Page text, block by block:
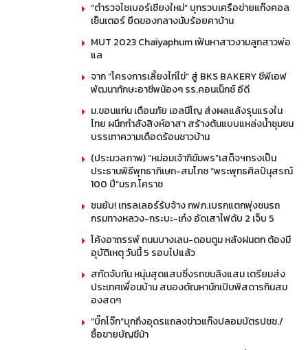
“ตำรวจไซเบอร์เชียงใหม่” บุกรวบเครือข่ายแก๊งคอล
เซ็นเตอร์ ยึดของกลางนับร้อยคาบ้าน
MUT 2023 Chaiyaphum เฟ้นหาสาวงามลูกสาวพ่อ
แล
จาก “โครงการเลี้ยงไก่ไข่” สู่ BKS BAKERY ซีพีเอฟ
พัฒนาทักษะอาชีพน้องๆ รร.คอนเน็กซ์ อีดี
ม.ขอนแก่น เตือนภัย เอลนีโญ ส่งผลแล้งรุนแรงใน
ไทย ผนึกกำลังสิงห์อาสา สร้างต้นแบบแหล่งน้ำชุมชน
บรรเทาความเดือดร้อนชาวบ้าน
(ประมวลภาพ) “หม่อมเจ้าฑิฆัมพร”เสด็จฯทรงเป็น
ประธานพิธีพุทธาภิเษก-สมโภช “พระพุทธศิลป์นุสรณ์
100 ปี”มรภ.โคราช
ชนยับ! เทรลเลอร์รับจ้าง กฟภ.เบรกแตกพุ่งชนรถ
กรมทางหลวง-กระบะ-เก๋ง อัดเสาไฟดับ 2 เจ็บ 5
โค้งอาถรรพ์ ถนนบางเลน-ดอนตูม หลังฝนตก ต้องมี
อุบัติเหตุ วันนี้ 5 รอบไปแล้ว
สกัดจับทัน หนุ่มสุดแสบซิ่งรถขนลิงแสม เตรียมส่ง
ประเทศเพื่อนบ้าน สนองตัณหานักเปิบพิสดารกินสม
องสดๆ
“บิ๊กโจ๊ก”บุกถึงอุดรแถลงข่าวแก๊งปลอมบัตรปชช./
ซื้อขายบัญชีม้า